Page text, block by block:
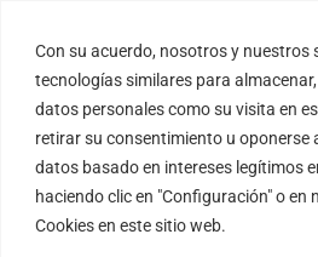
Con su acuerdo, nosotros y nuestros
tecnologías similares para
datos personales como su visita en
retirar su consentimiento u oponerse
datos basado en intereses legítimos
haciendo clic en "Configuración" o en
Cookies en este sitio web.
contenido
08004 –
Cataluña –